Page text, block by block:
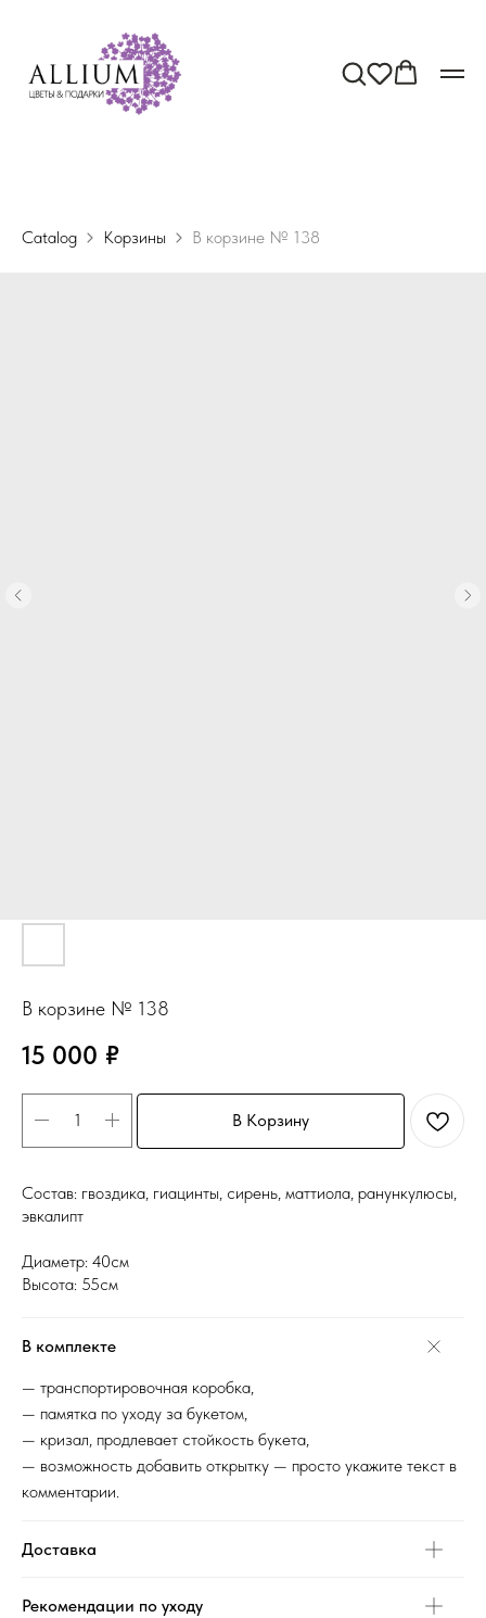
Catalog Корзины В корзине № 138
В корзине № 138
15 000 ₽
В Корзину
Состав: гвоздика, гиацинты, сирень, маттиола, ранункулюсы,
эвкалипт
Диаметр: 40см
Высота: 55см
В комплекте
— транспортировочная коробка,
— памятка по уходу за букетом,
— кризал, продлевает стойкость букета,
— возможность добавить открытку — просто укажите текст в
комментарии.
Доставка
Рекомендации по уходу